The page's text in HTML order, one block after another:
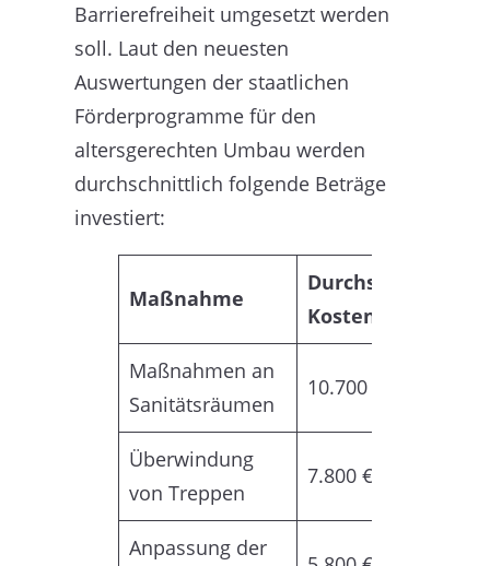
Barrierefreiheit umgesetzt werden
soll. Laut den neuesten
Auswertungen der staatlichen
Förderprogramme für den
altersgerechten Umbau werden
durchschnittlich folgende Beträge
investiert:
Maßnahme
Durchschnittliche
Kosten
Maßnahmen an
Sanitätsräumen
10.700 €
Überwindung
von Treppen
7.800 €
Anpassung der